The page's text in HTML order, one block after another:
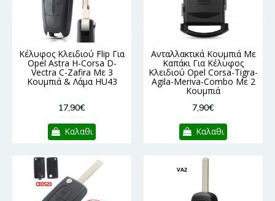
Κέλυφος Κλειδιού Flip Για
Opel Astra H-Corsa D-
Vectra C-Zafira Με 3
Κουμπιά & Λάμα HU43
17,90€
Καλαθι
Ανταλλακτικά Κουμπιά Με
Καπάκι Για Κέλυφος
Κλειδιού Opel Corsa-Tigra-
Agila-Meriva-Combo Με 2
Κουμπιά
7,90€
Καλαθι